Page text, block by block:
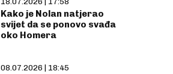
Kako je Nolan natjerao
svijet da se ponovo svađa
oko Homera
08.07.2026 | 18:45